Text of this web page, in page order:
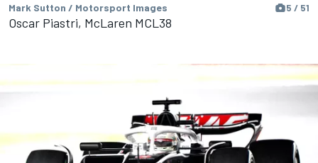
Mark Sutton / Motorsport Images 5 / 51
Oscar Piastri, McLaren MCL38